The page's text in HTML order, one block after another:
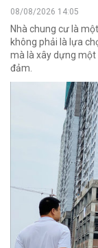
08/08/2026 14:05
Nhà chung cư là
không phải là lựa
mà là xây dựng một
đảm.